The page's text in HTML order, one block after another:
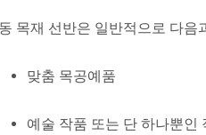
목재 선반은 일반적으로 다음
맞춤 목공예품
예술 작품 또는 단 하나뿐인